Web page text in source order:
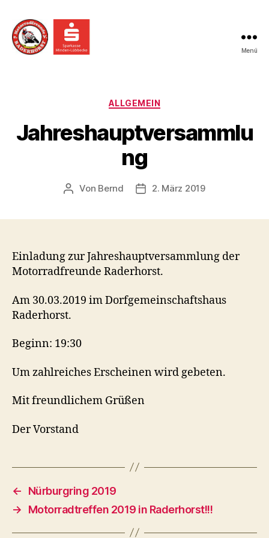
Menü
Kategorien
ALLGEMEIN
Jahreshauptversammlu
ng
Beitragsautor
Von Bernd Veröffentlichungsdatum
2. März 2019
Einladung zur Jahreshauptversammlung der
Motorradfreunde Raderhorst.
Am 30.03.2019 im Dorfgemeinschaftshaus
Raderhorst.
Beginn: 19:30
Um zahlreiches Erscheinen wird gebeten.
Mit freundlichem Grüßen
Der Vorstand
←
Nürburgring 2019
→
Motorradtreffen 2019 in Raderhorst!!!